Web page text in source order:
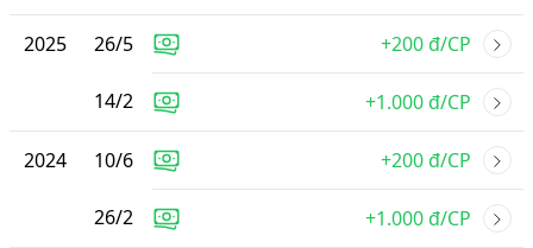
2025 26/5 +200 đ/CP
14/2 +1.000 đ/CP
2024 10/6 +200 đ/CP
26/2 +1.000 đ/CP